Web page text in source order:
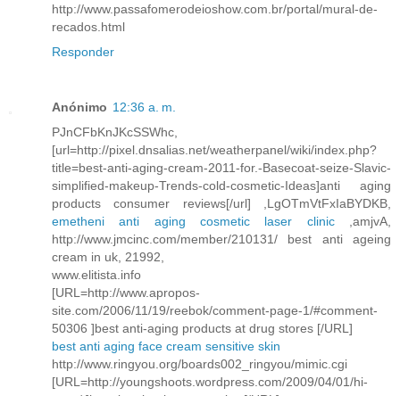
http://www.passafomerodeioshow.com.br/portal/mural-de-
recados.html
Responder
Anónimo 12:36 a. m.
PJnCFbKnJKcSSWhc,
[url=http://pixel.dnsalias.net/weatherpanel/wiki/index.php?
title=best-anti-aging-cream-2011-for.-Basecoat-seize-Slavic-
simplified-makeup-Trends-cold-cosmetic-Ideas]anti aging
products consumer reviews[/url] ,LgOTmVtFxIaBYDKB,
emetheni anti aging cosmetic laser clinic,amjvA,
http://www.jmcinc.com/member/210131/ best anti ageing
cream in uk, 21992,
www.elitista.info
[URL=http://www.apropos-
site.com/2006/11/19/reebok/comment-page-1/#comment-
50306 ]best anti-aging products at drug stores [/URL]
best anti aging face cream sensitive skin
http://www.ringyou.org/boards002_ringyou/mimic.cgi
[URL=http://youngshoots.wordpress.com/2009/04/01/hi-